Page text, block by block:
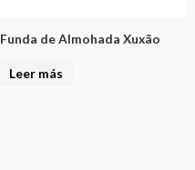
Funda de Almohada Xuxão
Leer más